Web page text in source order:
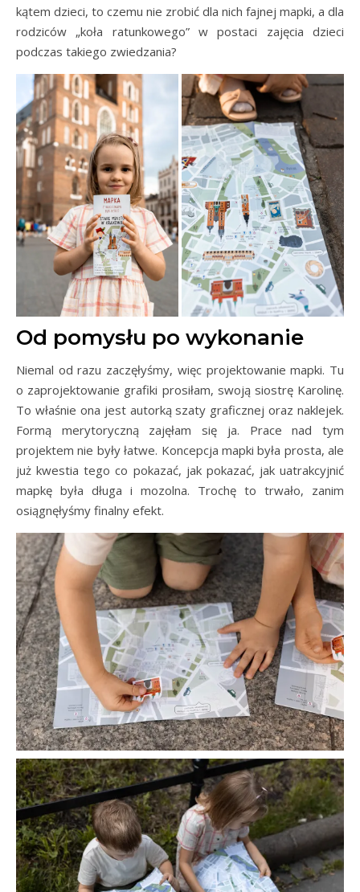
kątem dzieci, to czemu nie zrobić dla nich fajnej mapki, a dla
rodziców „koła ratunkowego” w postaci zajęcia dzieci
podczas takiego zwiedzania?
Od pomysłu po wykonanie
Niemal od razu zaczęłyśmy, więc projektowanie mapki. Tu
o zaprojektowanie grafiki prosiłam, swoją siostrę Karolinę.
To właśnie ona jest autorką szaty graficznej oraz naklejek.
Formą merytoryczną zajęłam się ja. Prace nad tym
projektem nie były łatwe. Koncepcja mapki była prosta, ale
już kwestia tego co pokazać, jak pokazać, jak uatrakcyjnić
mapkę była długa i mozolna. Trochę to trwało, zanim
osiągnęłyśmy finalny efekt.